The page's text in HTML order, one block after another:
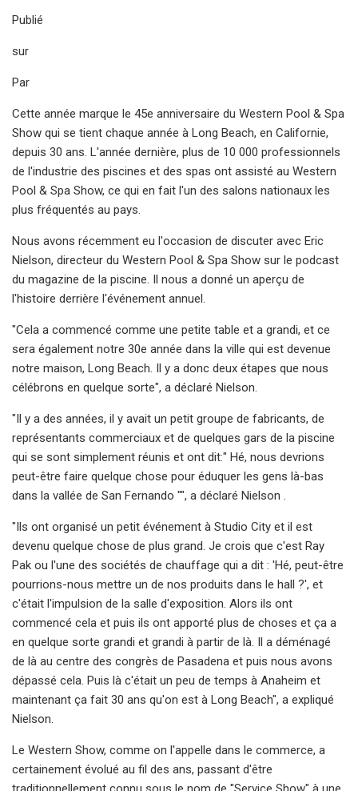
Publié
sur
Par
Cette année marque le 45e anniversaire du Western Pool & Spa
Show qui se tient chaque année à Long Beach, en Californie,
depuis 30 ans. L'année dernière, plus de 10 000 professionnels
de l'industrie des piscines et des spas ont assisté au Western
Pool & Spa Show, ce qui en fait l'un des salons nationaux les
plus fréquentés au pays.
Nous avons récemment eu l'occasion de discuter avec Eric
Nielson, directeur du Western Pool & Spa Show sur le podcast
du magazine de la piscine. Il nous a donné un aperçu de
l'histoire derrière l'événement annuel.
"Cela a commencé comme une petite table et a grandi, et ce
sera également notre 30e année dans la ville qui est devenue
notre maison, Long Beach. Il y a donc deux étapes que nous
célébrons en quelque sorte", a déclaré Nielson.
"Il y a des années, il y avait un petit groupe de fabricants, de
représentants commerciaux et de quelques gars de la piscine
qui se sont simplement réunis et ont dit:" Hé, nous devrions
peut-être faire quelque chose pour éduquer les gens là-bas
dans la vallée de San Fernando "", a déclaré Nielson .
"Ils ont organisé un petit événement à Studio City et il est
devenu quelque chose de plus grand. Je crois que c'est Ray
Pak ou l'une des sociétés de chauffage qui a dit : 'Hé, peut-être
pourrions-nous mettre un de nos produits dans le hall ?', et
c'était l'impulsion de la salle d'exposition. Alors ils ont
commencé cela et puis ils ont apporté plus de choses et ça a
en quelque sorte grandi et grandi à partir de là. Il a déménagé
de là au centre des congrès de Pasadena et puis nous avons
dépassé cela. Puis là c'était un peu de temps à Anaheim et
maintenant ça fait 30 ans qu'on est à Long Beach", a expliqué
Nielson.
Le Western Show, comme on l'appelle dans le commerce, a
certainement évolué au fil des ans, passant d'être